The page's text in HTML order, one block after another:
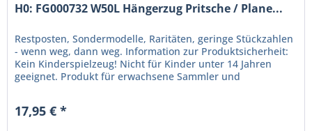
H0: FG000732 W50L Hängerzug Pritsche / Plane...
Restposten, Sondermodelle, Raritäten, geringe Stückzahlen
- wenn weg, dann weg. Information zur Produktsicherheit:
Kein Kinderspielzeug! Nicht für Kinder unter 14 Jahren
geeignet. Produkt für erwachsene Sammler und
17,95 € *